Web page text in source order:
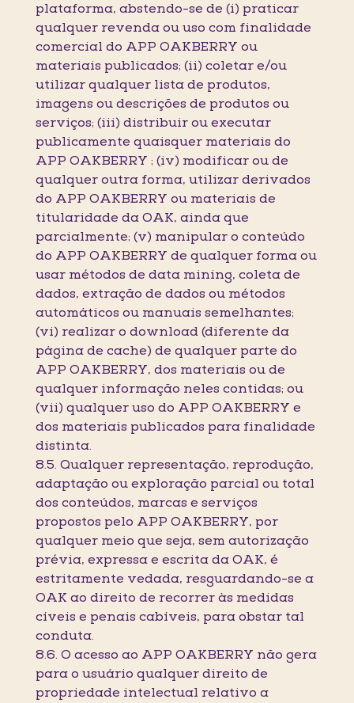
plataforma, abstendo-se de (i) praticar
qualquer revenda ou uso com finalidade
comercial do APP OAKBERRY ou
materiais publicados; (ii) coletar e/ou
utilizar qualquer lista de produtos,
imagens ou descrições de produtos ou
serviços; (iii) distribuir ou executar
publicamente quaisquer materiais do
APP OAKBERRY ; (iv) modificar ou de
qualquer outra forma, utilizar derivados
do APP OAKBERRY ou materiais de
titularidade da OAK, ainda que
parcialmente; (v) manipular o conteúdo
do APP OAKBERRY de qualquer forma ou
usar métodos de data mining, coleta de
dados, extração de dados ou métodos
automáticos ou manuais semelhantes;
(vi) realizar o download (diferente da
página de cache) de qualquer parte do
APP OAKBERRY, dos materiais ou de
qualquer informação neles contidas; ou
(vii) qualquer uso do APP OAKBERRY e
dos materiais publicados para finalidade
distinta.
8.5. Qualquer representação, reprodução,
adaptação ou exploração parcial ou total
dos conteúdos, marcas e serviços
propostos pelo APP OAKBERRY, por
qualquer meio que seja, sem autorização
prévia, expressa e escrita da OAK, é
estritamente vedada, resguardando-se a
OAK ao direito de recorrer às medidas
cíveis e penais cabíveis, para obstar tal
conduta.
8.6. O acesso ao APP OAKBERRY não gera
para o usuário qualquer direito de
propriedade intelectual relativo a